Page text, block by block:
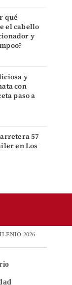
qué
el cabello
y
y
con
paso a
57
en Los
2026